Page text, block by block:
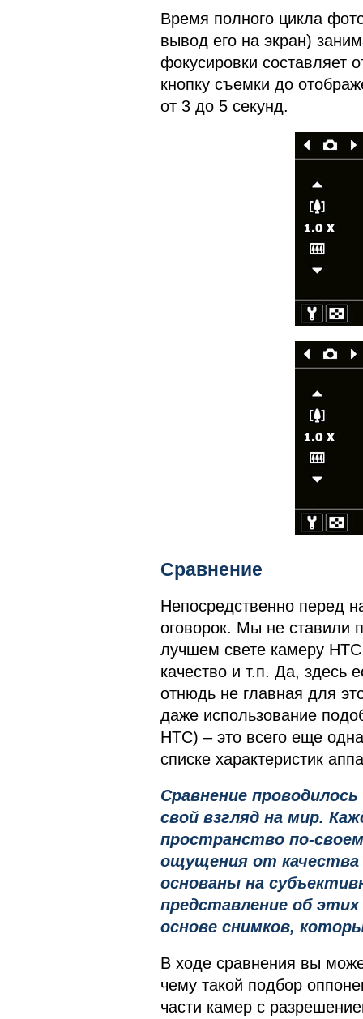
Время полного цикла
вывод его на экран)
фокусировки составляет
кнопку съемки до
от 3 до 5 секунд.
Сравнение
Непосредственно перед
оговорок. Мы не ставили
лучшем свете камеру
качество и т.п. Да, здесь
отнюдь не главная для
даже использование
HTC) – это всего еще
списке характеристик
Сравнение
свой взгляд на мир.
пространство по-
ощущения от
основаны на
представление об
основе снимков,
В ходе сравнения вы
чему такой подбор
части камер с